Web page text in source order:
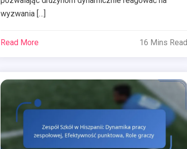
wyzwania […]
Read More 16 Mins Read